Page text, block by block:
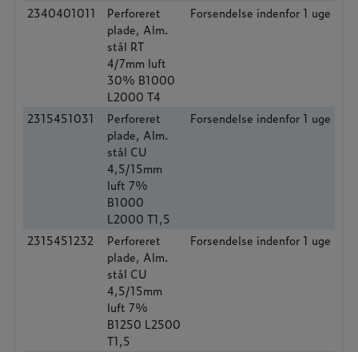
2340401011
Perforeret
plade, Alm.
stål RT
4/7mm luft
30% B1000
L2000 T4
Forsendelse indenfor 1 uge
2315451031
Perforeret
plade, Alm.
stål CU
4,5/15mm
luft 7%
B1000
L2000 T1,5
Forsendelse indenfor 1 uge
2315451232
Perforeret
plade, Alm.
stål CU
4,5/15mm
luft 7%
B1250 L2500
T1,5
Forsendelse indenfor 1 uge